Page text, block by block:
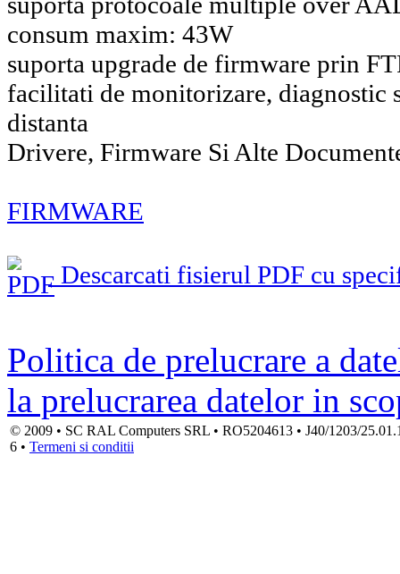
consum maxim: 43W
suporta upgrade de firmware prin
facilitati de monitorizare, diagnostic
distanta
Drivere, Firmware Si Alte
FIRMWARE
Descarcati fisierul PDF cu
Politica de prelucrare a
la prelucrarea datelor in
© 2009 • SC RAL Computers SRL • RO5204613 • J40/1203/
6 • Termeni si conditii